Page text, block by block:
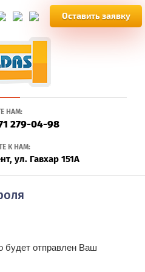
Оставить заявку
НАМ:
279-04-98
К НАМ:
ул. Гавхар 151А
будет отправлен Ваш